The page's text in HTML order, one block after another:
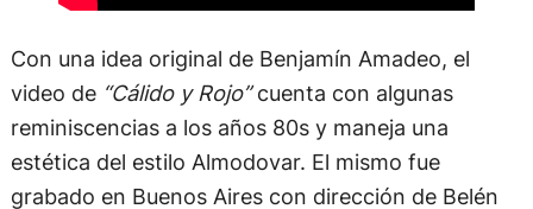
Con una idea original de Benjamín Amadeo, el
video de“Cálido y Rojo”cuenta con algunas
reminiscencias a los años 80s y maneja una
estética del estilo Almodovar. El mismo fue
grabado en Buenos Aires con dirección de Belén